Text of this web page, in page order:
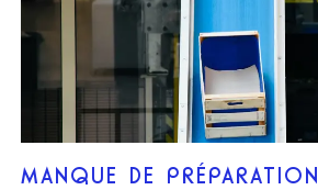
MANQUE DE PRÉPARATION